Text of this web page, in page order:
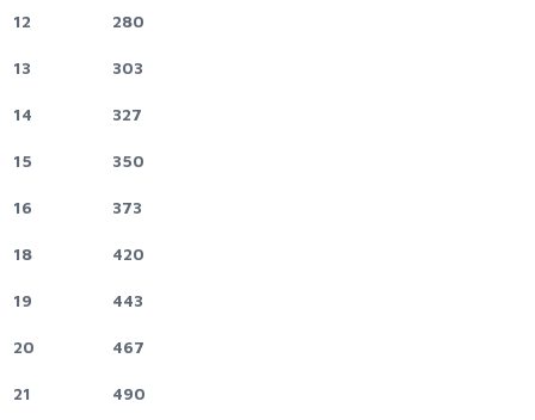
12 280
13 303
14 327
15 350
16 373
18 420
19 443
20 467
21 490